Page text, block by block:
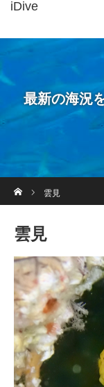
iDive
最新の海況
雲見
雲見